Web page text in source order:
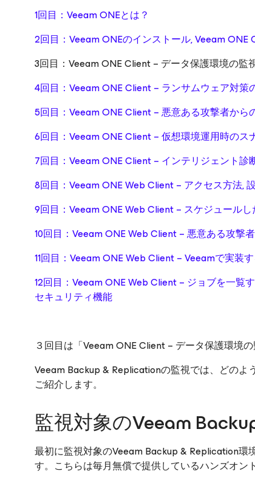
1回目：Veeam ONEとは？
2回目：Veeam ONEのインストール, Veeam
3回目：Veeam ONE Client – データ保護環境の監
4回目：Veeam ONE Client – ランサムウェア対策
5回目：Veeam ONE Client – 悪意ある攻撃者から
6回目：Veeam ONE Client – 仮想環境運用時のス
7回目：Veeam ONE Client – インテリジェント診
8回目：Veeam ONE Web Client – アクセス方法,
9回目：Veeam ONE Web Client – スケジュール
10回目：Veeam ONE Web Client – 悪意ある攻撃
11回目：Veeam ONE Web Client – Veeamで実装
12回目：Veeam ONE Web Client – ジョブを一覧
セキュリティ機能
３回目は「Veeam ONE Client – データ保護環境の
Veeam Backup & Replicationの監視では、どの
ご紹介します。
監視対象のVeeam
最初に監視対象のVeeam Backup & Replication環
す。こちらは毎月無償で提供しているハンズオン